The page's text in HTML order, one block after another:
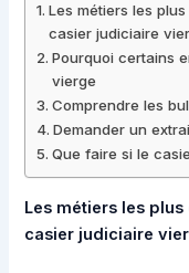
Les métiers les
casier judiciaire
Pourquoi certains
vierge
Comprendre les
Demander un
Que faire si le
Les métiers les plus
casier judiciaire